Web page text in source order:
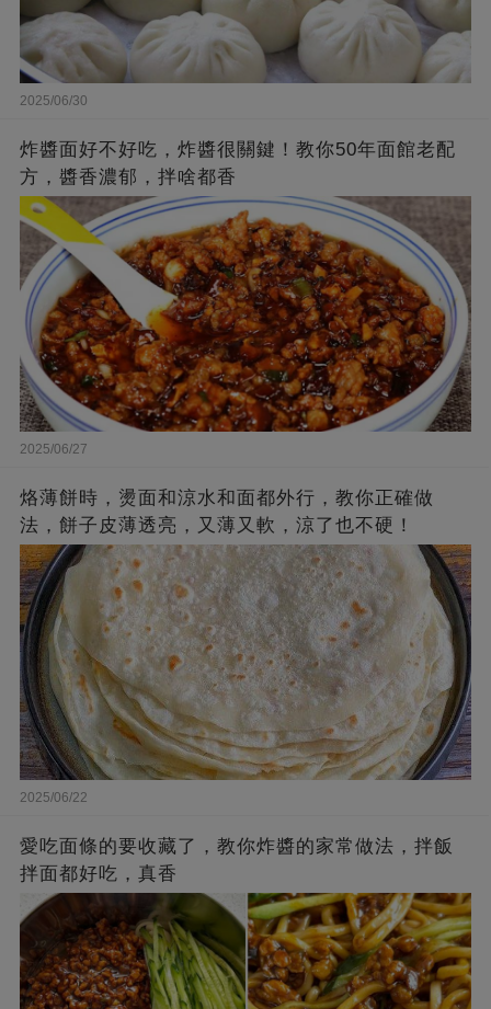
2025/06/30
炸醬面好不好吃，炸醬很關鍵！教你50年面館老配
方，醬香濃郁，拌啥都香
2025/06/27
烙薄餅時，燙面和涼水和面都外行，教你正確做
法，餅子皮薄透亮，又薄又軟，涼了也不硬！
2025/06/22
愛吃面條的要收藏了，教你炸醬的家常做法，拌飯
拌面都好吃，真香